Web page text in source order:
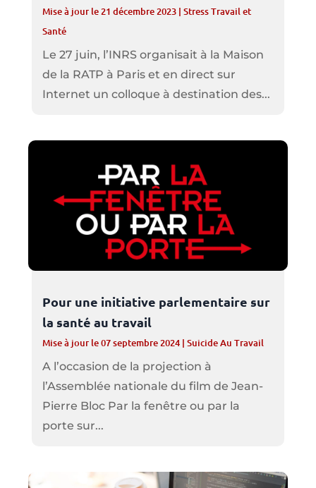
Mise à jour le 21 décembre 2023| Stress Travail et
Santé
Le 27 juin, l’INRS organisait à la Maison
de la RATP à Paris et en direct sur
Internet un colloque à destination des...
Pour une initiative parlementaire sur
la santé au travail
Mise à jour le 07 septembre 2024| Suicide Au Travail
A l’occasion de la projection à
l’Assemblée nationale du film de Jean-
Pierre Bloc Par la fenêtre ou par la
porte sur...